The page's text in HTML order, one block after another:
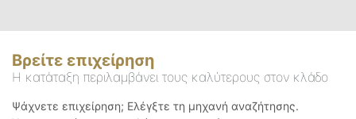
Βρείτε επιχείρηση
Η κατάταξη περιλαμβάνει τους καλύτερους στον κλάδο
Ψάχνετε επιχείρηση; Ελέγξτε τη μηχανή αναζήτησης.